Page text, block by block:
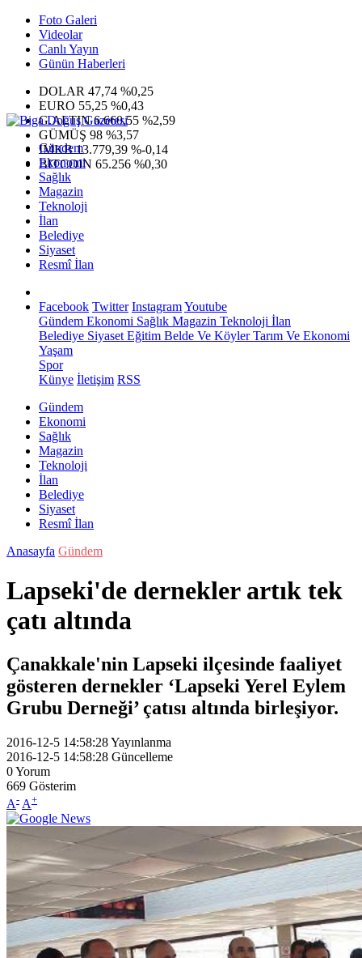
Foto Galeri
Videolar
Canlı Yayın
Günün Haberleri
DOLAR 47,74 %0,25
EURO 55,25 %0,43
G.ALTIN6.660,55 %2,59
GÜMÜŞ 98 %3,57
IMKB13.779,39 %-0,14
BITCOIN 65.256 %0,30
Gündem
Ekonomi
Sağlık
Magazin
Teknoloji
İlan
Belediye
Siyaset
Resmî İlan
Facebook Twitter InstagramYoutube
Gündem Ekonomi Sağlık Magazin Teknoloji İlan
Belediye Siyaset Eğitim Belde Ve KöylerTarım Ve Ekonomi
Yaşam
Spor
Künye İletişim RSS
Gündem
Ekonomi
Sağlık
Magazin
Teknoloji
İlan
Belediye
Siyaset
Resmî İlan
Anasayfa Gündem
Lapseki'de dernekler artık tek
çatı altında
Çanakkale'nin Lapseki ilçesinde faaliyet
gösteren dernekler ‘Lapseki Yerel Eylem
Grubu Derneği’ çatısı altında birleşiyor.
2016-12-5 14:58:28Yayınlanma
2016-12-5 14:58:28 Güncelleme
0Yorum
669 Gösterim
A- A+